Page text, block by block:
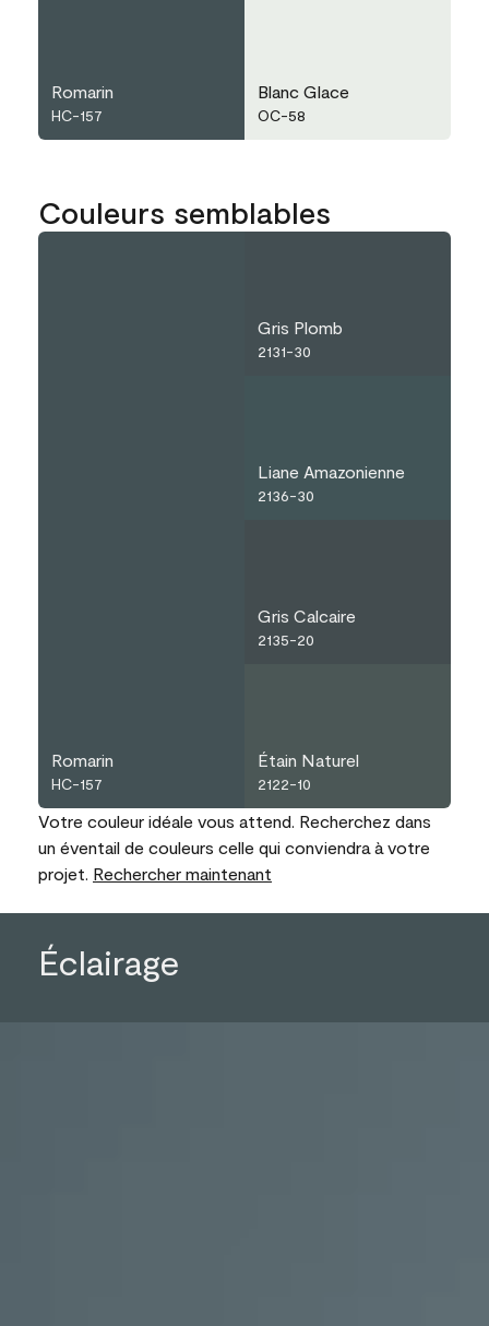
Romarin
HC-157
Blanc Glace
OC-58
Couleurs semblables
Romarin
HC-157
Gris Plomb
2131-30
Liane Amazonienne
2136-30
Gris Calcaire
2135-20
Étain Naturel
2122-10
Votre couleur idéale vous attend. Recherchez dans
un éventail de couleurs celle qui conviendra à votre
projet. Rechercher maintenant
Éclairage